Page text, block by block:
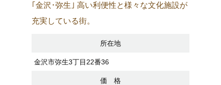
｢金沢･弥生｣ 高い利便性と様々な文化施設が
充実している街。
所在地
金沢市弥生3丁目22番36
価 格